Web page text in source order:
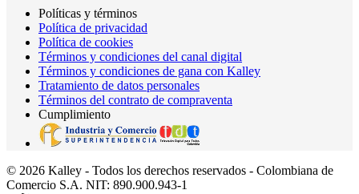
Políticas y términos
Política de privacidad
Política de cookies
Términos y condiciones del canal digital
Términos y condiciones de gana con Kalley
Tratamiento de datos personales
Términos del contrato de compraventa
Cumplimiento
© 2026 Kalley - Todos los derechos reservados - Colombiana de
Comercio S.A. NIT: 890.900.943-1